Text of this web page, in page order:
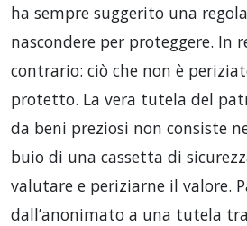
ha sempre suggerito una
nascondere per proteggere. In
contrario: ciò che non è
protetto. La vera tutela del
da beni preziosi non consiste
buio di una cassetta di
valutare e periziarne il valore.
dall’anonimato a una tutela